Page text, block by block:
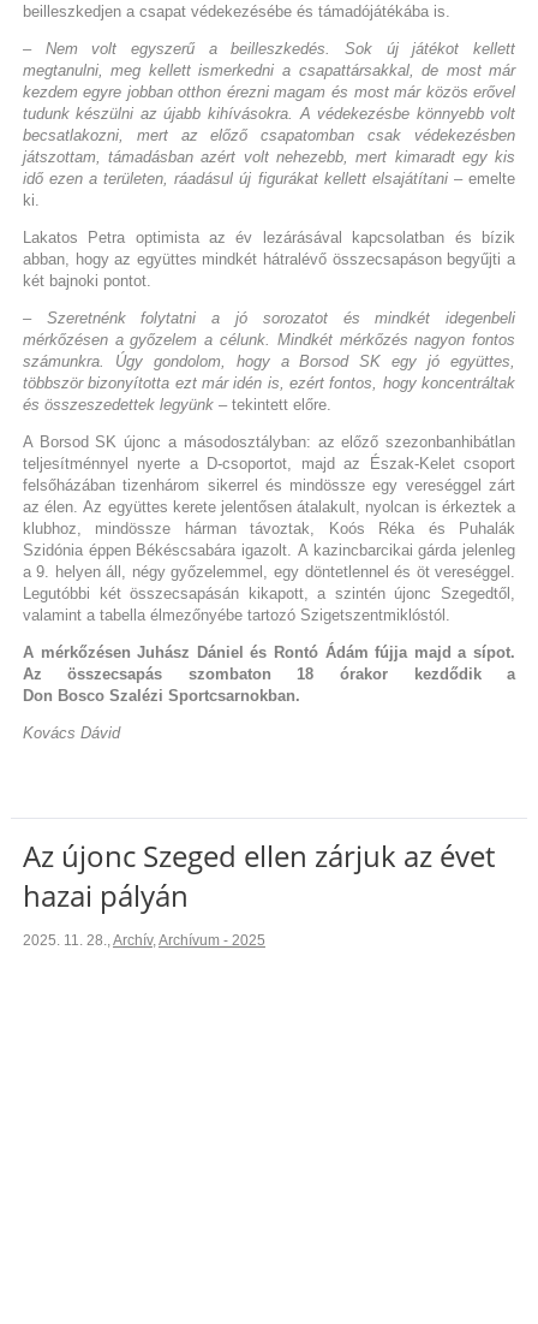
beilleszkedjen a csapat védekezésébe és támadójátékába is.
– Nem volt egyszerű a beilleszkedés. Sok új játékot kellett
megtanulni, meg kellett ismerkedni a csapattársakkal, de most már
kezdem egyre jobban otthon érezni magam és most már közös erővel
tudunk készülni az újabb kihívásokra. A védekezésbe könnyebb volt
becsatlakozni, mert az előző csapatomban csak védekezésben
játszottam, támadásban azért volt nehezebb, mert kimaradt egy kis
idő ezen a területen, ráadásul új figurákat kellett elsajátítani– emelte
ki.
Lakatos Petra optimista az év lezárásával kapcsolatban és bízik
abban, hogy az együttes mindkét hátralévő összecsapáson begyűjti a
két bajnoki pontot.
– Szeretnénk folytatni a jó sorozatot és mindkét idegenbeli
mérkőzésen a győzelem a célunk. Mindkét mérkőzés nagyon fontos
számunkra. Úgy gondolom, hogy a Borsod SK egy jó együttes,
többször bizonyította ezt már idén is, ezért fontos, hogy koncentráltak
és összeszedettek legyünk– tekintett előre.
A Borsod SK újonc a másodosztályban: az előző szezonbanhibátlan
teljesítménnyel nyerte a D-csoportot, majd az Észak-Kelet csoport
felsőházában tizenhárom sikerrel és mindössze egy vereséggel zárt
az élen. Az együttes kerete jelentősen átalakult, nyolcan is érkeztek a
klubhoz, mindössze hárman távoztak, Koós Réka és Puhalák
Szidónia éppen Békéscsabára igazolt. A kazincbarcikai gárda jelenleg
a 9. helyen áll, négy győzelemmel, egy döntetlennel és öt vereséggel.
Legutóbbi két összecsapásán kikapott, a szintén újonc Szegedtől,
valamint a tabella élmezőnyébe tartozó Szigetszentmiklóstól.
A mérkőzésen Juhász Dániel és Rontó Ádám fújja majd a sípot.
Az összecsapás szombaton 18 órakor kezdődik a
Don Bosco Szalézi Sportcsarnokban.
Kovács Dávid
Az újonc Szeged ellen zárjuk az évet
hazai pályán
2025. 11. 28. Archív, Archívum - 2025